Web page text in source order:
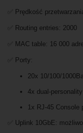
✅ Prędkość
✅ Routing entries: 2000
✅ MAC table: 16 000
✅ Porty:
20x 10/100/
4x dual-
1x RJ-45 Console
✅ Uplink 10GbE: